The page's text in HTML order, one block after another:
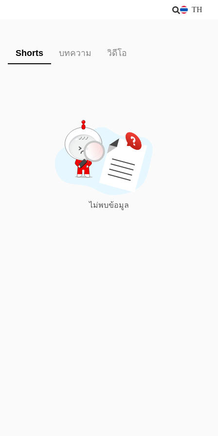
TH
Shorts บทความ วิดีโอ
ไม่พบข้อมูล